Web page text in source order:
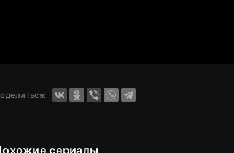
сериалы